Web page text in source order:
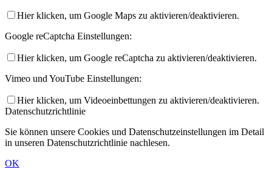
Hier klicken, um Google Maps zu aktivieren/deaktivieren.
Google reCaptcha Einstellungen:
Hier klicken, um Google reCaptcha zu aktivieren/deaktivieren.
Vimeo und YouTube Einstellungen:
Hier klicken, um Videoeinbettungen zu aktivieren/deaktivieren.
Datenschutzrichtlinie
Sie können unsere Cookies und Datenschutzeinstellungen im Detail
in unseren Datenschutzrichtlinie nachlesen.
OK